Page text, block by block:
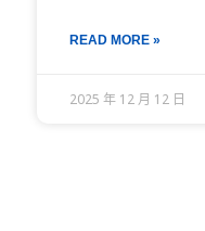
READ MORE »
2025 年 12 月 12 日